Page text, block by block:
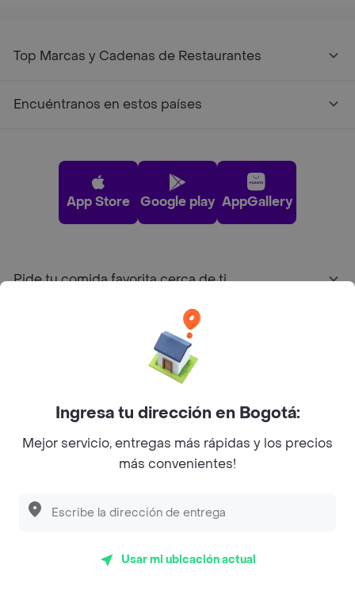
Top Marcas y Cadenas de Restaurantes
Encuéntranos en estos países
App Store Google play AppGallery
Pide tu comida favorita cerca de ti
Sobre Rappi
Facebook
Twitter
Instagram
©2026Rappi Inc. All rights reserved.
Ingresa tu dirección en Bogotá:
Mejor servicio, entregas más rápidas y los precios
más convenientes!
Usar mi ubicación actual